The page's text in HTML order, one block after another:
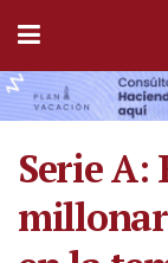
Serie A: